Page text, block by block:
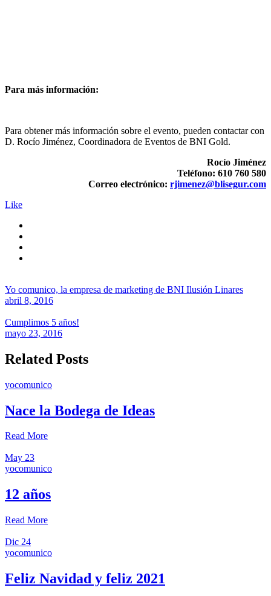
Para más información:
Para obtener más información sobre el evento, pueden contactar con
D. Rocío Jiménez, Coordinadora de Eventos de BNI Gold.
Rocío Jiménez
Teléfono: 610 760 580
Correo electrónico: rjimenez@blisegur.com
Like
Yo comunico, la empresa de marketing de BNI Ilusión Linares
abril 8, 2016
Cumplimos 5 años!
mayo 23, 2016
Related Posts
yocomunico
Nace la Bodega de Ideas
Read More
May 23
yocomunico
12 años
Read More
Dic 24
yocomunico
Feliz Navidad y feliz 2021